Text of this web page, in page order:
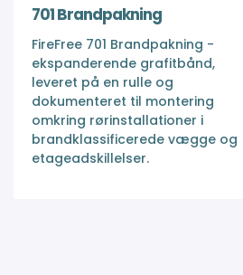
701 Brandpakning
FireFree 701 Brandpakning -
ekspanderende grafitbånd,
leveret på en rulle og
dokumenteret til montering
omkring rørinstallationer i
brandklassificerede vægge og
etageadskillelser.